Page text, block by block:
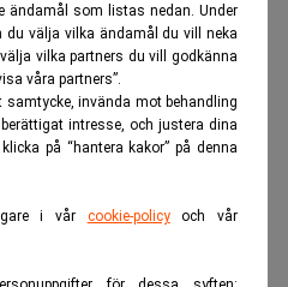
ändamål som listas nedan. Under
du välja vilka ändamål du vill neka
vilka partners du vill godkänna
våra partners”.
invända mot behandling
intresse, och justera dina
på “hantera kakor” på denna
i vår cookie-policyoch vår
väntas redovisa ett starkt